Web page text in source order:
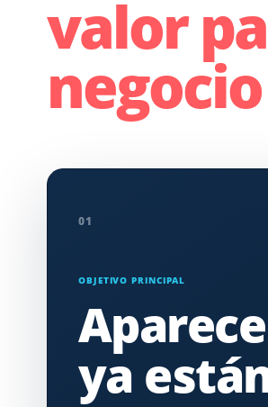
valor
negocio
01
OBJETIVO PRINCIPAL
ya